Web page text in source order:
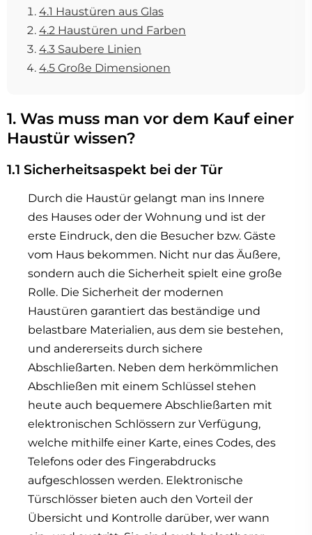
4.1 Haustüren aus Glas
4.2 Haustüren und Farben
4.3 Saubere Linien
4.5 Große Dimensionen
1. Was muss man vor dem Kauf einer
Haustür wissen?
1.1 Sicherheitsaspekt bei der Tür
Durch die Haustür gelangt man ins Innere
des Hauses oder der Wohnung und ist der
erste Eindruck, den die Besucher bzw. Gäste
vom Haus bekommen. Nicht nur das Äußere,
sondern auch die Sicherheit spielt eine große
Rolle. Die Sicherheit der modernen
Haustüren garantiert das beständige und
belastbare Materialien, aus dem sie bestehen,
und andererseits durch sichere
Abschließarten. Neben dem herkömmlichen
Abschließen mit einem Schlüssel stehen
heute auch bequemere Abschließarten mit
elektronischen Schlössern zur Verfügung,
welche mithilfe einer Karte, eines Codes, des
Telefons oder des Fingerabdrucks
aufgeschlossen werden. Elektronische
Türschlösser bieten auch den Vorteil der
Übersicht und Kontrolle darüber, wer wann